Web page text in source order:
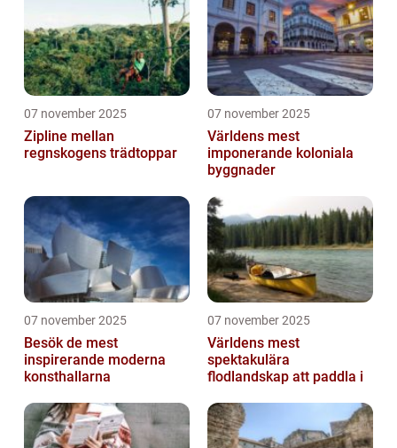
07 november 2025
Zipline mellan
regnskogens trädtoppar
07 november 2025
Världens mest
imponerande koloniala
byggnader
07 november 2025
Besök de mest
inspirerande moderna
konsthallarna
07 november 2025
Världens mest
spektakulära
flodlandskap att paddla i